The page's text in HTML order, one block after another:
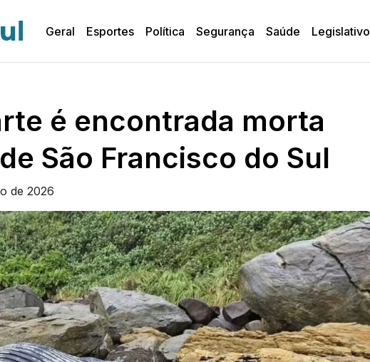
Geral Esportes Política Segurança Saúde Legislativo
é encontrada morta
São Francisco do Sul
de 2026